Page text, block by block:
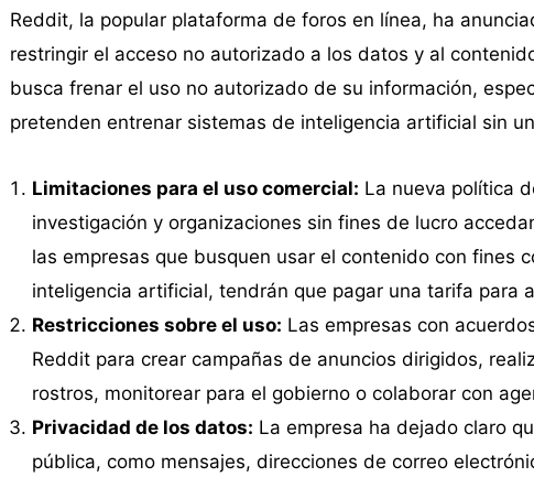
Reddit, la popular plataforma de foros en línea, ha
restringir el acceso no autorizado a los datos y al
busca frenar el uso no autorizado de su información,
pretenden entrenar sistemas de inteligencia artificial sin
Limitaciones para el uso comercial: La nueva política
investigación y organizaciones sin fines de lucro
las empresas que busquen usar el contenido con fines
inteligencia artificial, tendrán que pagar una tarifa para
Restricciones sobre el uso: Las empresas con
Reddit para crear campañas de anuncios dirigidos,
rostros, monitorear para el gobierno o colaborar con
Privacidad de los datos: La empresa ha dejado claro
pública, como mensajes, direcciones de correo